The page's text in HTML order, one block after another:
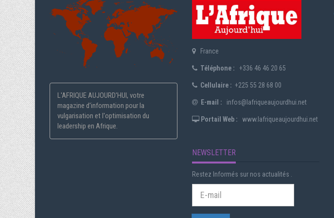
L'AFRIQUE AUJOURD'HUI, votre
magazine d'information pour la
vulgarisation et l'optimisation du
leadership en Afrique.
France
Téléphone : +336 46 46 20 65
Cellulaire : +225 55 28 68 00
E-mail : infos@lafriqueaujourdhui.net
Portail Web : www.lafriqueaujourdhui.net
NEWSLETTER
Restez Informés sur nos actualités .